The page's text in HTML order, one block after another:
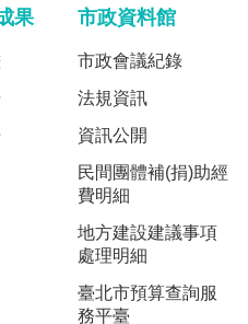
果 市政資料館
市政會議紀錄
法規資訊
資訊公開
民間團體補(捐)助經
費明細
地方建設建議事項
處理明細
臺北市預算查詢服
務平臺